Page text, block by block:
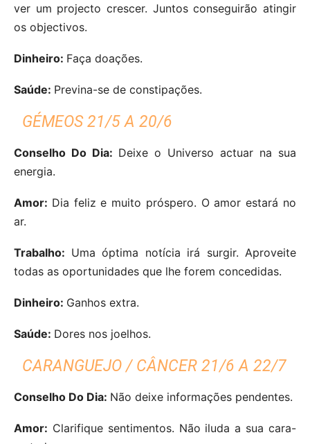
ver um projecto crescer. Juntos conseguirão atingir
os objectivos.
Dinheiro: Faça doações.
Saúde: Previna-se de constipações.
GÉMEOS 21/5 A 20/6
Conselho Do Dia: Deixe o Universo actuar na sua
energia.
Amor: Dia feliz e muito próspero. O amor estará no
ar.
Trabalho: Uma óptima notícia irá surgir. Aproveite
todas as oportunidades que lhe forem concedidas.
Dinheiro: Ganhos extra.
Saúde: Dores nos joelhos.
CARANGUEJO / CÂNCER 21/6 A 22/7
Conselho Do Dia: Não deixe informações pendentes.
Amor: Clarifique sentimentos. Não iluda a sua cara-